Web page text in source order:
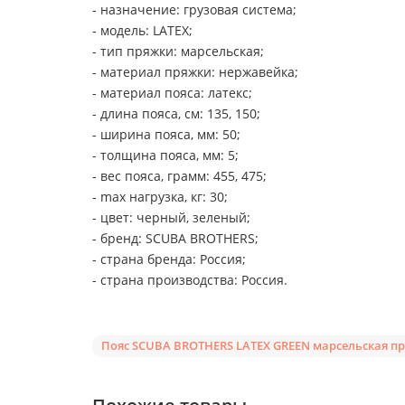
- назначение: грузовая система;
- модель: LATEX;
- тип пряжки: марсельская;
- материал пряжки: нержавейка;
- материал пояса: латекс;
- длина пояса, см: 135, 150;
- ширина пояса, мм: 50;
- толщина пояса, мм: 5;
- вес пояса, грамм: 455, 475;
- max нагрузка, кг: 30;
- цвет: черный, зеленый;
- бренд: SCUBA BROTHERS;
- страна бренда: Россия;
- страна производства: Россия.
Пояс SCUBA BROTHERS LATEX GREEN марсельская